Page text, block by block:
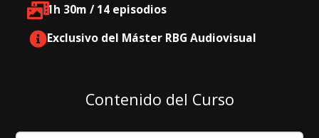
1h 30m / 14 episodios
Exclusivo del Máster RBG Audiovisual
Contenido del Curso